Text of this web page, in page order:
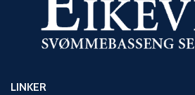
LINKER